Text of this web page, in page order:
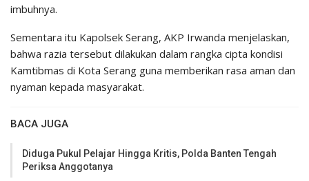
imbuhnya.
Sementara itu Kapolsek Serang, AKP Irwanda menjelaskan,
bahwa razia tersebut dilakukan dalam rangka cipta kondisi
Kamtibmas di Kota Serang guna memberikan rasa aman dan
nyaman kepada masyarakat.
BACA JUGA
Diduga Pukul Pelajar Hingga Kritis, Polda Banten Tengah
Periksa Anggotanya